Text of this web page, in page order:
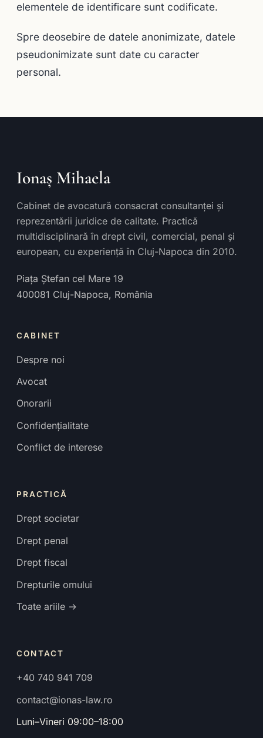
elementele de identificare sunt codificate.
Spre deosebire de datele anonimizate, datele
pseudonimizate sunt date cu caracter
personal.
Ionaș Mihaela
Cabinet de avocatură consacrat consultanței și
reprezentării juridice de calitate. Practică
multidisciplinară în drept civil, comercial, penal și
european, cu experiență în Cluj-Napoca din 2010.
Piața Ștefan cel Mare 19
400081 Cluj-Napoca, România
CABINET
Despre noi
Avocat
Onorarii
Confidențialitate
Conflict de interese
PRACTICĂ
Drept societar
Drept penal
Drept fiscal
Drepturile omului
Toate ariile →
CONTACT
+40 740 941 709
contact@ionas-law.ro
Luni–Vineri 09:00–18:00